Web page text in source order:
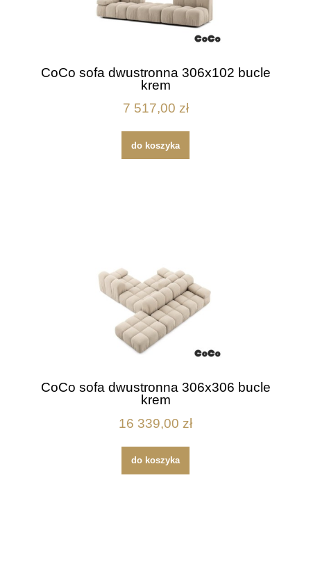
CoCo sofa dwustronna 306x102 bucle
krem
7 517,00 zł
do koszyka
CoCo sofa dwustronna 306x306 bucle
krem
16 339,00 zł
do koszyka